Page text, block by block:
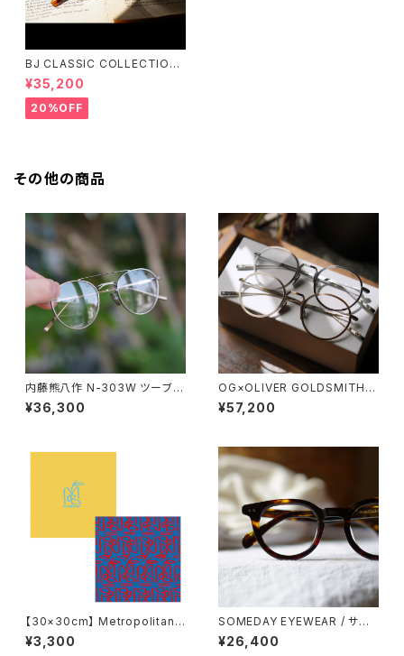
BJ CLASSIC COLLECTION
¥35,200
20%OFF
その他の商品
内藤熊八作 N-303W ツーブリ
ッジ ダブルブリッジ ボストン
¥36,300
OG×OLIVER GOLDSMITH /
オージーバイオリバーゴールド
スミス OLIVER Ⅱ -T 2026ss
¥57,200
【30×30cm】 Metropolitan
Crossbottle メトロポリタンク
ロスボトル WANDERLUST /
¥3,300
SOMEDAY EYEWEAR / サム
デー ボストン SD-003 正視堂
オリジナル
¥26,400